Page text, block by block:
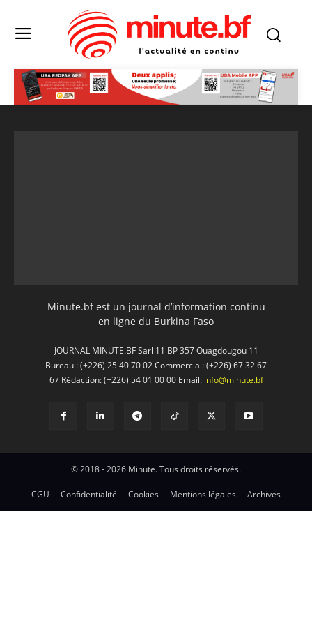
Minute.bf est un journal d’information continu
en ligne du Burkina Faso
JOURNAL MINUTE.BF Sarl 11 BP 357 Ouagdougou 11
Bureau : (+226) 25 40 70 02 Commercial: (+226) 67 32 67
67 Rédaction: (+226) 54 01 00 00 Email: info@minute.bf
© 2018 - 2026 Minute. Tous droits réservés.
CGU Confidentialité Cookies Mentions légales Archives